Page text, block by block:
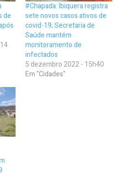
de
#Chapada: Ibiquera registra
sete novos casos ativos de
covid-19; Secretaria de
Saúde mantém
monitoramento de
infectados
5 dezembro 2022 - 15h40
Em "Cidades"